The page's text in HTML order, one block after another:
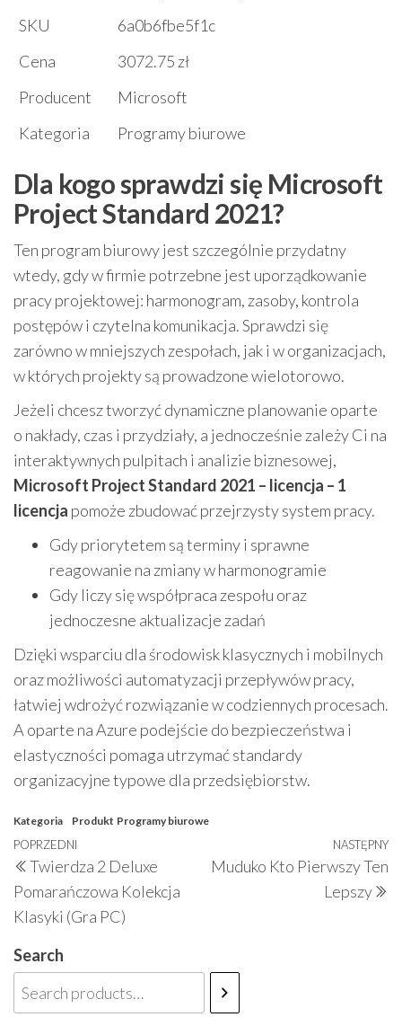
SKU
6a0b6fbe5f1c
Cena
3072.75 zł
Producent
Microsoft
Kategoria
Programy biurowe
Dla kogo sprawdzi się Microsoft
Project Standard 2021?
Ten program biurowy jest szczególnie przydatny
wtedy, gdy w firmie potrzebne jest uporządkowanie
pracy projektowej: harmonogram, zasoby, kontrola
postępów i czytelna komunikacja. Sprawdzi się
zarówno w mniejszych zespołach, jak i w organizacjach,
w których projekty są prowadzone wielotorowo.
Jeżeli chcesz tworzyć dynamiczne planowanie oparte
o nakłady, czas i przydziały, a jednocześnie zależy Ci na
interaktywnych pulpitach i analizie biznesowej,
Microsoft Project Standard 2021 – licencja – 1
licencja pomoże zbudować przejrzysty system pracy.
Gdy priorytetem są terminy i sprawne
reagowanie na zmiany w harmonogramie
Gdy liczy się współpraca zespołu oraz
jednoczesne aktualizacje zadań
Dzięki wsparciu dla środowisk klasycznych i mobilnych
oraz możliwości automatyzacji przepływów pracy,
łatwiej wdrożyć rozwiązanie w codziennych procesach.
A oparte na Azure podejście do bezpieczeństwa i
elastyczności pomaga utrzymać standardy
organizacyjne typowe dla przedsiębiorstw.
Kategoria Produkt Programy biurowe
Nawigacja
wpisu
Poprzedni
wpis
POPRZEDNI
Twierdza 2 Deluxe
Pomarańczowa Kolekcja
Klasyki (Gra PC)
NASTĘPNY
Muduko Kto Pierwszy Ten
Lepszy
Search